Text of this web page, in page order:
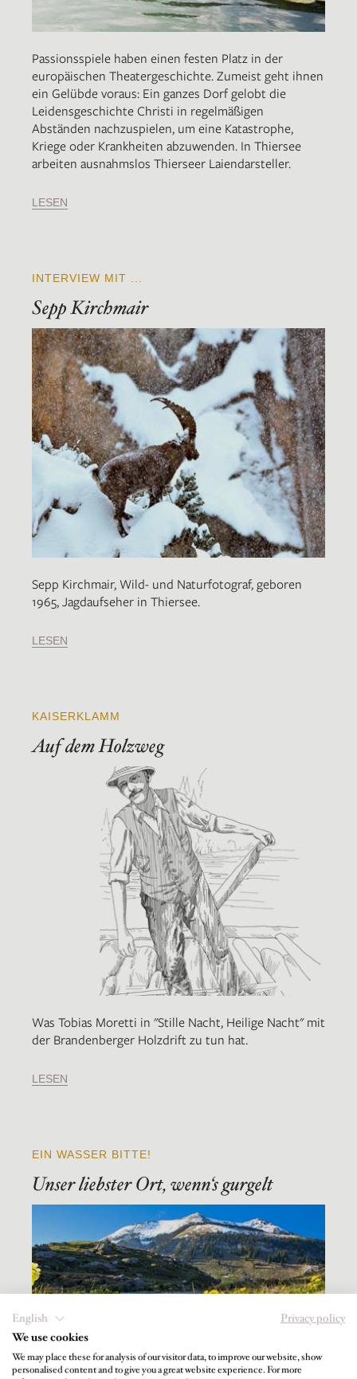
Passionsspiele haben einen festen Platz in der
europäischen Theatergeschichte. Zumeist geht ihnen
ein Gelübde voraus: Ein ganzes Dorf gelobt die
Leidensgeschichte Christi in regelmäßigen
Abständen nachzuspielen, um eine Katastrophe,
Kriege oder Krankheiten abzuwenden. In Thiersee
arbeiten ausnahmslos Thierseer Laiendarsteller.
LESEN
INTERVIEW MIT ...
Sepp Kirchmair
Sepp Kirchmair, Wild- und Naturfotograf, geboren
1965, Jagdaufseher in Thiersee.
LESEN
KAISERKLAMM
Auf dem Holzweg
Was Tobias Moretti in "Stille Nacht, Heilige Nacht" mit
der Brandenberger Holzdrift zu tun hat.
LESEN
EIN WASSER BITTE!
Unser liebster Ort, wenn‘s gurgelt
English
Privacy policy
We use cookies
We may place these for analysis of our visitor data, to improve our website, show
personalised content and to give you a great website experience. For more